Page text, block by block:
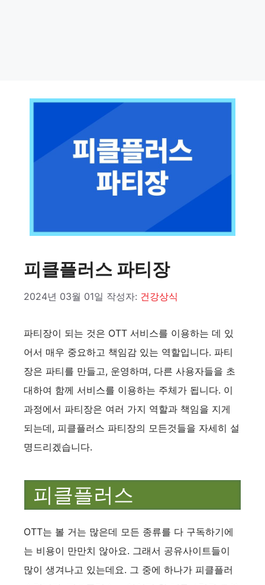
피클플러스 파티장
2024년 03월 01일 작성자: 건강상식
파티장이 되는 것은 OTT 서비스를 이용하는 데 있
어서 매우 중요하고 책임감 있는 역할입니다. 파티
장은 파티를 만들고, 운영하며, 다른 사용자들을 초
대하여 함께 서비스를 이용하는 주체가 됩니다. 이
과정에서 파티장은 여러 가지 역할과 책임을 지게
되는데, 피클플러스 파티장의 모든것들을 자세히 설
명드리겠습니다.
피클플러스
OTT는 볼 거는 많은데 모든 종류를 다 구독하기에
는 비용이 만만치 않아요. 그래서 공유사이트들이
많이 생겨나고 있는데요. 그 중에 하나가 피클플러